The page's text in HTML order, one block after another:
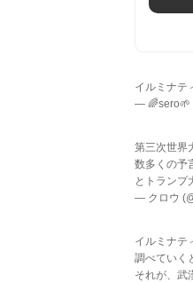
イルミナテ
— 🌈sero🌱
第三次世界
数多くの予
とトランプ
— クロウ
イルミナテ
調べていく
それが、武